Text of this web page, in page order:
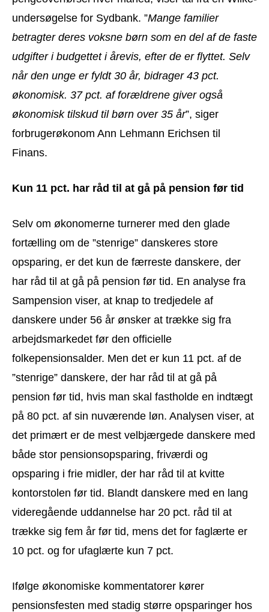
undersøgelse for Sydbank. ”Mange familier
betragter deres voksne børn som en del af de faste
udgifter i budgettet i årevis, efter de er flyttet. Selv
når den unge er fyldt 30 år, bidrager 43 pct.
økonomisk. 37 pct. af forældrene giver også
økonomisk tilskud til børn over 35 år”, siger
forbrugerøkonom Ann Lehmann Erichsen til
Finans.
Kun 11 pct. har råd til at gå på pension før tid
Selv om økonomerne turnerer med den glade
fortælling om de ”stenrige” danskeres store
opsparing, er det kun de færreste danskere, der
har råd til at gå på pension før tid. En analyse fra
Sampension viser, at knap to tredjedele af
danskere under 56 år ønsker at trække sig fra
arbejdsmarkedet før den officielle
folkepensionsalder. Men det er kun 11 pct. af de
”stenrige” danskere, der har råd til at gå på
pension før tid, hvis man skal fastholde en indtægt
på 80 pct. af sin nuværende løn. Analysen viser, at
det primært er de mest velbjærgede danskere med
både stor pensionsopsparing, friværdi og
opsparing i frie midler, der har råd til at kvitte
kontorstolen før tid. Blandt danskere med en lang
videregående uddannelse har 20 pct. råd til at
trække sig fem år før tid, mens det for faglærte er
10 pct. og for ufaglærte kun 7 pct.
Ifølge økonomiske kommentatorer kører
pensionsfesten med stadig større opsparinger hos